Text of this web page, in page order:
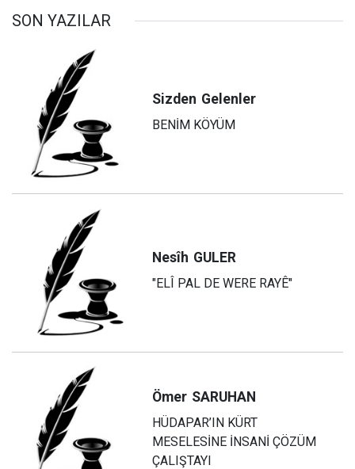
SON YAZILAR
Sizden Gelenler
BENİM KÖYÜM
Nesîh GULER
"ELÎ PAL DE WERE RAYÊ"
Ömer SARUHAN
HÜDAPAR’IN KÜRT
MESELESİNE İNSANİ ÇÖZÜM
ÇALIŞTAYI